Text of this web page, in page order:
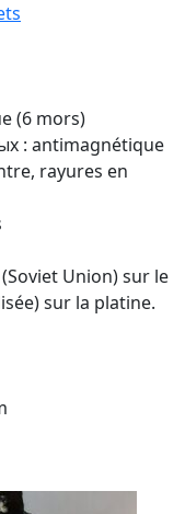
(6 mors)
: antimagnétique
rayures en
Union) sur le
sur la platine.